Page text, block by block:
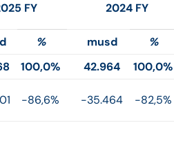
FY 2024 FY
% musd
%
100,0% 42.964
100,0%
-86,6% -35.464 -82,5%